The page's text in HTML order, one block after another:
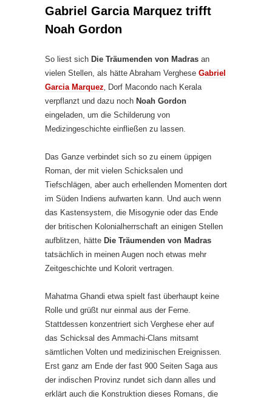
Gabriel Garcia Marquez trifft
Noah Gordon
So liest sich Die Träumenden von Madras an
vielen Stellen, als hätte Abraham Verghese Gabriel
Garcia Marquez ‚ Dorf Macondo nach Kerala
verpflanzt und dazu noch Noah Gordon
eingeladen, um die Schilderung von
Medizingeschichte einfließen zu lassen.
Das Ganze verbindet sich so zu einem üppigen
Roman, der mit vielen Schicksalen und
Tiefschlägen, aber auch erhellenden Momenten dort
im Süden Indiens aufwarten kann. Und auch wenn
das Kastensystem, die Misogynie oder das Ende
der britischen Kolonialherrschaft an einigen Stellen
aufblitzen, hätte Die Träumenden von Madras
tatsächlich in meinen Augen noch etwas mehr
Zeitgeschichte und Kolorit vertragen.
Mahatma Ghandi etwa spielt fast überhaupt keine
Rolle und grüßt nur einmal aus der Ferne.
Stattdessen konzentriert sich Verghese eher auf
das Schicksal des Ammachi-Clans mitsamt
sämtlichen Volten und medizinischen Ereignissen.
Erst ganz am Ende der fast 900 Seiten Saga aus
der indischen Provinz rundet sich dann alles und
erklärt auch die Konstruktion dieses Romans, die